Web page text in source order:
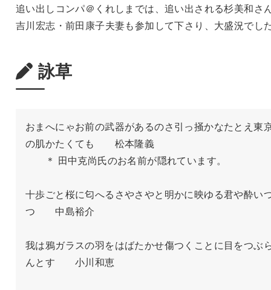
追い出しコンパ＠くれしまでは、追い出される杉美和さ
吉川宏志・前田康子夫妻も参加して下さり、大盛況でし
詠草
おまへにゃお前の武器があるのさ引っ掻かなたとえ東
の肌かたくても　　松本隆義
＊ 田中克尚氏のお名前が隠れています。
十歩ごと桜に匂へるさやさやと明かに映ゆる君や酔い
つ　　中島裕介
我は鴉ガラスの羽をはばたかせ傷つくことに目をつぶ
んとす　　小川和恵